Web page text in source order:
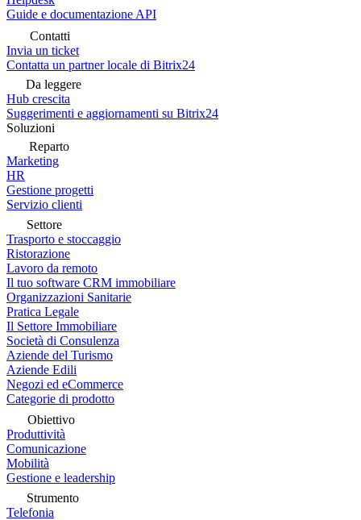
Guide e documentazione API
Contatti
Invia un ticket
Contatta un partner locale di Bitrix24
Da leggere
Hub crescita
Suggerimenti e aggiornamenti su Bitrix24
Soluzioni
Reparto
Marketing
HR
Gestione progetti
Servizio clienti
Settore
Trasporto e stoccaggio
Ristorazione
Lavoro da remoto
Il tuo software CRM immobiliare
Organizzazioni Sanitarie
Pratica Legale
Il Settore Immobiliare
Società di Consulenza
Aziende del Turismo
Aziende Edili
Negozi ed eCommerce
Categorie di prodotto
Obiettivo
Produttività
Comunicazione
Mobilità
Gestione e leadership
Strumento
Telefonia